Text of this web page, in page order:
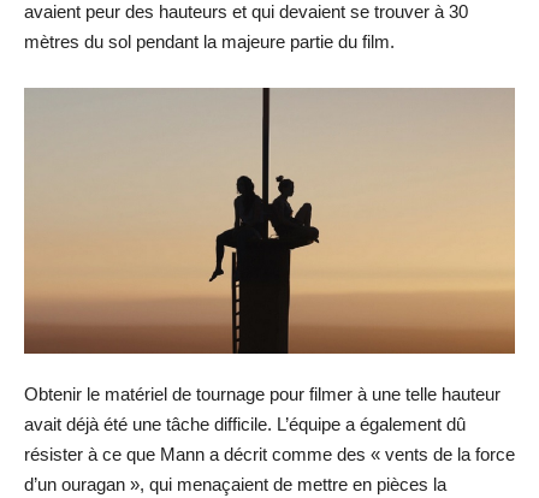
avaient peur des hauteurs et qui devaient se trouver à 30
mètres du sol pendant la majeure partie du film.
Obtenir le matériel de tournage pour filmer à une telle hauteur
avait déjà été une tâche difficile. L’équipe a également dû
résister à ce que Mann a décrit comme des « vents de la force
d’un ouragan », qui menaçaient de mettre en pièces la